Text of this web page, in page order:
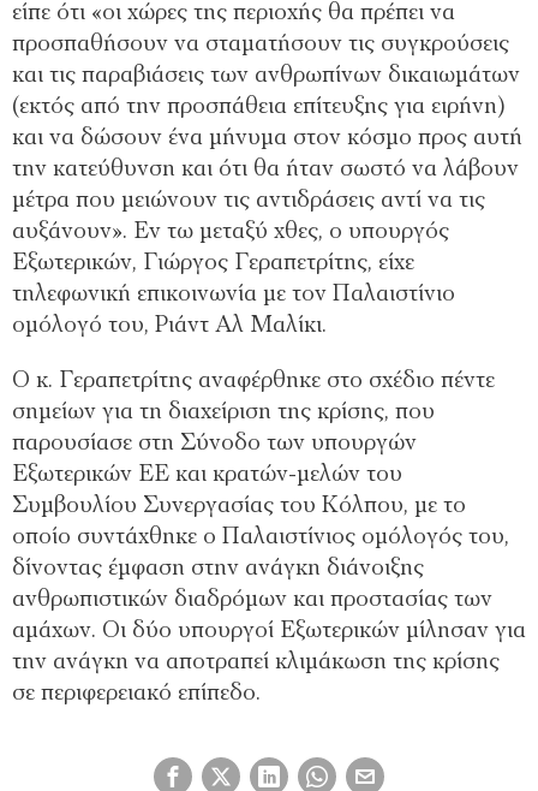
είπε ότι «οι χώρες της περιοχής θα πρέπει να
προσπαθήσουν να σταματήσουν τις συγκρούσεις
και τις παραβιάσεις των ανθρωπίνων δικαιωμάτων
(εκτός από την προσπάθεια επίτευξης για ειρήνη)
και να δώσουν ένα μήνυμα στον κόσμο προς αυτή
την κατεύθυνση και ότι θα ήταν σωστό να λάβουν
μέτρα που μειώνουν τις αντιδράσεις αντί να τις
αυξάνουν». Εν τω μεταξύ χθες, ο υπουργός
Εξωτερικών, Γιώργος Γεραπετρίτης, είχε
τηλεφωνική επικοινωνία με τον Παλαιστίνιο
ομόλογό του, Ριάντ Αλ Μαλίκι.
Ο κ. Γεραπετρίτης αναφέρθηκε στο σχέδιο πέντε
σημείων για τη διαχείριση της κρίσης, που
παρουσίασε στη Σύνοδο των υπουργών
Εξωτερικών ΕΕ και κρατών-μελών του
Συμβουλίου Συνεργασίας του Κόλπου, με το
οποίο συντάχθηκε ο Παλαιστίνιος ομόλογός του,
δίνοντας έμφαση στην ανάγκη διάνοιξης
ανθρωπιστικών διαδρόμων και προστασίας των
αμάχων. Οι δύο υπουργοί Εξωτερικών μίλησαν για
την ανάγκη να αποτραπεί κλιμάκωση της κρίσης
σε περιφερειακό επίπεδο.